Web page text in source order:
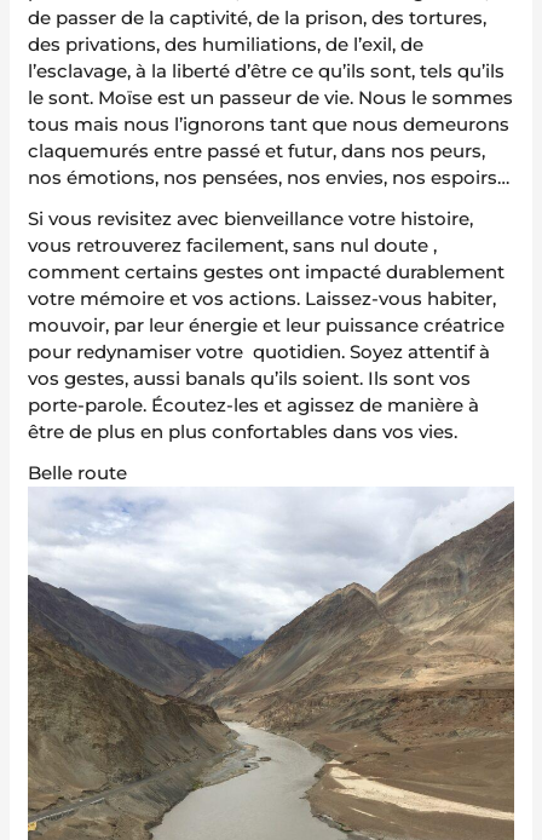
de passer de la captivité, de la prison, des tortures,
des privations, des humiliations, de l’exil, de
l’esclavage, à la liberté d’être ce qu’ils sont, tels qu’ils
le sont. Moïse est un passeur de vie. Nous le sommes
tous mais nous l’ignorons tant que nous demeurons
claquemurés entre passé et futur, dans nos peurs,
nos émotions, nos pensées, nos envies, nos espoirs…
Si vous revisitez avec bienveillance votre histoire,
vous retrouverez facilement, sans nul doute ,
comment certains gestes ont impacté durablement
votre mémoire et vos actions. Laissez-vous habiter,
mouvoir, par leur énergie et leur puissance créatrice
pour redynamiser votre quotidien. Soyez attentif à
vos gestes, aussi banals qu’ils soient. Ils sont vos
porte-parole. Écoutez-les et agissez de manière à
être de plus en plus confortables dans vos vies.
Belle route